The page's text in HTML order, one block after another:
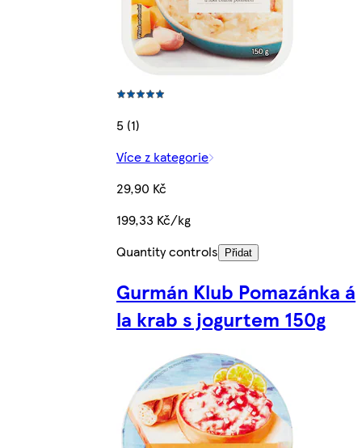
5 (1)
Více z kategorie
29,90 Kč
199,33 Kč/kg
Quantity controls
Přidat
Gurmán Klub Pomazánka á
la krab s jogurtem 150g